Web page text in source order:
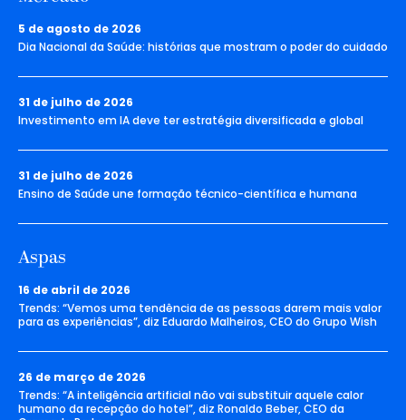
5 de agosto de 2026
Dia Nacional da Saúde: histórias que mostram o poder do cuidado
31 de julho de 2026
Investimento em IA deve ter estratégia diversificada e global
31 de julho de 2026
Ensino de Saúde une formação técnico-científica e humana
Aspas
16 de abril de 2026
Trends: “Vemos uma tendência de as pessoas darem mais valor
para as experiências”, diz Eduardo Malheiros, CEO do Grupo Wish
26 de março de 2026
Trends: “A inteligência artificial não vai substituir aquele calor
humano da recepção do hotel”, diz Ronaldo Beber, CEO da